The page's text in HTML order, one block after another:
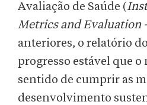
Avaliação de Saúde (
Metrics and Evaluation
anteriores, o relatório
progresso estável que
sentido de cumprir as
desenvolvimento